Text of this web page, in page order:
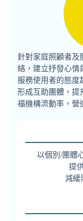
針對家庭照顧者及
絡，建立抒發心情
服務使用者的態度
形成互助團體，提
福機構流動率，營
以個別/團體
提
減緩